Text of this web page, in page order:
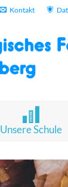
Kontakt
Unsere Schule